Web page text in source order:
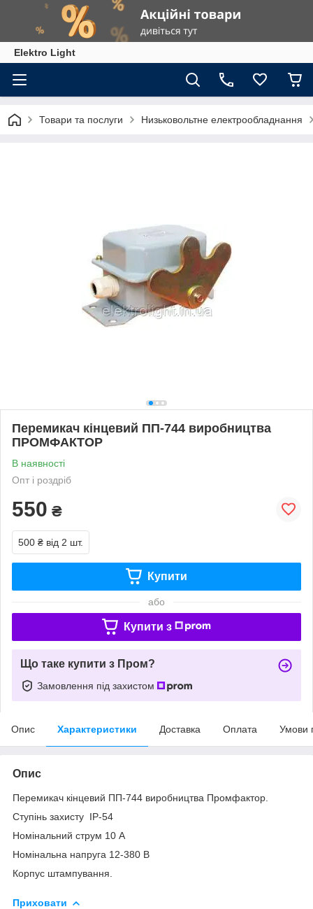
Elektro Light
Товари та послуги Низьковольтне електрообладнання
Перемикач кінцевий ПП-744 виробництва
ПРОМФАКТОР
В наявності
Опт і роздріб
550 ₴
500 ₴ від 2 шт.
Купити
або
Купити з
Що таке купити з Пром?
Замовлення під захистом
Опис Характеристики Доставка Оплата Умови
Опис
Перемикач кінцевий ПП-744 виробництва Промфактор.
Ступінь захисту IP-54
Номінальний струм 10 А
Номінальна напруга 12-380 В
Корпус штампування.
Приховати